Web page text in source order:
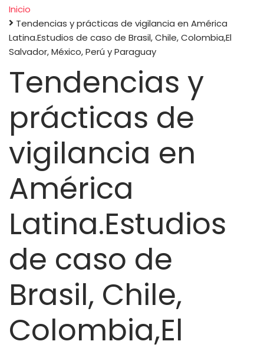
Sobrescribir
enlaces
de
ayuda
a
la
navegación
Inicio
Tendencias y prácticas de vigilancia en América
Latina.Estudios de caso de Brasil, Chile, Colombia,El
Salvador, México, Perú y Paraguay
Tendencias y
prácticas de
vigilancia en
América
Latina.Estudios
de caso de
Brasil, Chile,
Colombia,El